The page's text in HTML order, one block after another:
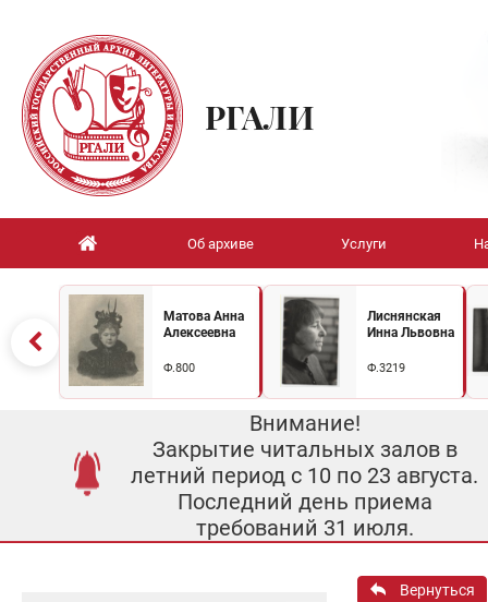
РГАЛИ
Об архиве Услуги
Матова Анна
Алексеевна
Ф.800
Лиснянская
Инна Львовна
Ф.3219
Внимание!
Закрытие читальных залов в
летний период с 10 по 23 августа.
Последний день приема
требований 31 июля.
Вернуться